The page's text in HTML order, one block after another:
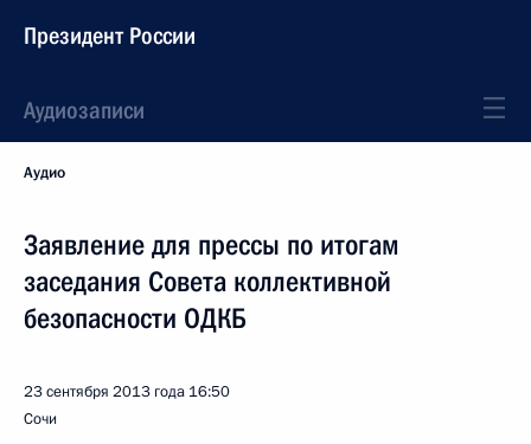
Президент России
Аудиозаписи
Аудио
Заявление для прессы по итогам
заседания Совета коллективной
безопасности ОДКБ
23 сентября 2013 года 16:50
Сочи